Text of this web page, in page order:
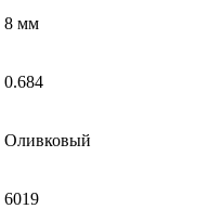
8 мм
0.684
Оливковый
6019